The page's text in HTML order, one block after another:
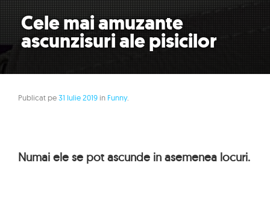
Cele mai amuzante
ascunzisuri ale pisicilor
Publicat pe31 Iulie 2019 in Funny.
Numai ele se pot ascunde in asemenea locuri.